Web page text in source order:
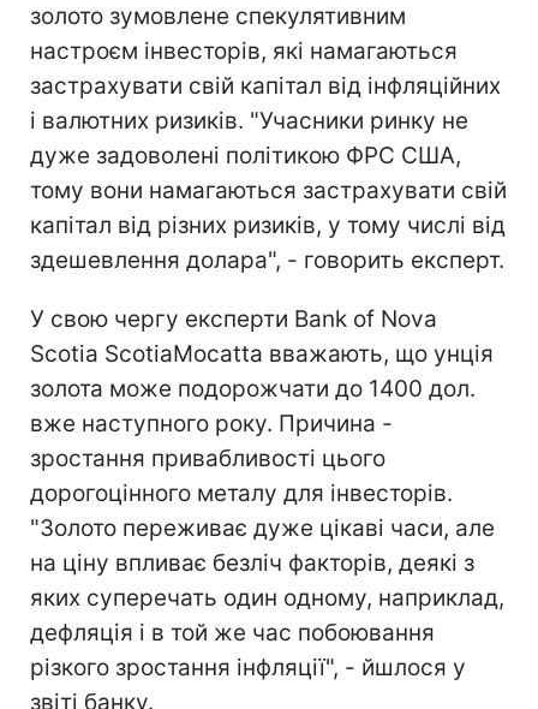
золото зумовлене спекулятивним
настроєм інвесторів, які намагаються
застрахувати свій капітал від інфляційних
і валютних ризиків. "Учасники ринку не
дуже задоволені політикою ФРС США,
тому вони намагаються застрахувати свій
капітал від різних ризиків, у тому числі від
здешевлення долара", - говорить експерт.
У свою чергу експерти Bank of Nova
Scotia ScotiaMocatta вважають, що унція
золота може подорожчати до 1400 дол.
вже наступного року. Причина -
зростання привабливості цього
дорогоцінного металу для інвесторів.
"Золото переживає дуже цікаві часи, але
на ціну впливає безліч факторів, деякі з
яких суперечать один одному, наприклад,
дефляція і в той же час побоювання
різкого зростання інфляції", - йшлося у
звіті банку.